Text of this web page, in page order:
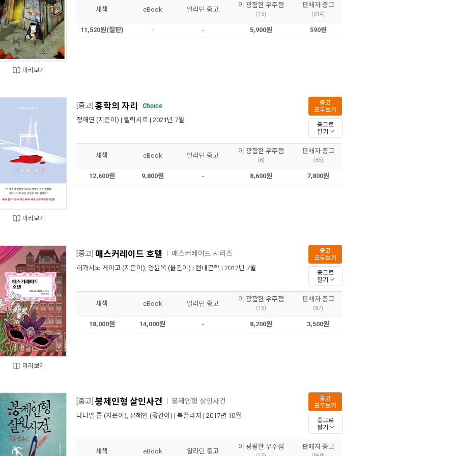
미리보기
새책 eBook 알라딘 중고
이 광활한 우주점
(15)
판매자 중고
(314)
11,520원(절판) - - 5,900원 590원
미리보기
[중고] 홍학의 자리
Choice
정해연 (지은이) | 엘릭시르 | 2021년 7월
중고
모두보기
중고로
팔기
새책 eBook 알라딘 중고
이 광활한 우주점
(8)
판매자 중고
(86)
12,600원 9,800원 - 8,600원 7,800원
미리보기
[중고] 매스커레이드 호텔 매스커레이드 시리즈
히가시노 게이고 (지은이), 양윤옥 (옮긴이) | 현대문학 | 2012년 7월
중고
모두보기
중고로
팔기
새책 eBook 알라딘 중고
이 광활한 우주점
(15)
판매자 중고
(87)
18,000원 14,000원 - 8,200원 3,500원
[중고] 봉제인형 살인사건 봉제인형 살인사건
다니엘 콜 (지은이), 유혜인 (옮긴이) | 북플라자 | 2017년 10월
중고
모두보기
중고로
팔기
새책 eBook 알라딘 중고
이 광활한 우주점 판매자 중고